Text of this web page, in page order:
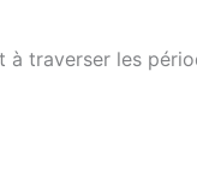
à traverser les